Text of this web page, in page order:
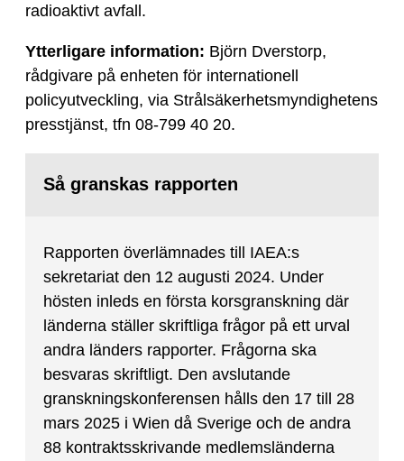
radioaktivt avfall.
Ytterligare information: Björn Dverstorp,
rådgivare på enheten för internationell
policyutveckling, via Strålsäkerhetsmyndighetens
presstjänst, tfn 08-799 40 20.
Så granskas rapporten
Rapporten överlämnades till IAEA:s
sekretariat den 12 augusti 2024. Under
hösten inleds en första korsgranskning där
länderna ställer skriftliga frågor på ett urval
andra länders rapporter. Frågorna ska
besvaras skriftligt. Den avslutande
granskningskonferensen hålls den 17 till 28
mars 2025 i Wien då Sverige och de andra
88 kontraktsskrivande medlemsländerna